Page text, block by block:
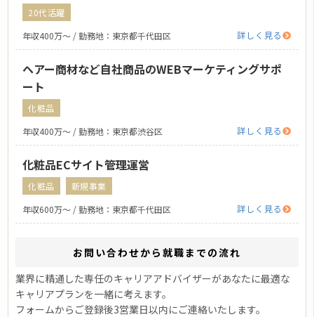
20代活躍
年収400万〜 / 勤務地：東京都千代田区
詳しく見る
ヘアー商材など自社商品のWEBマーケティングサポ
ート
化粧品
年収400万〜 / 勤務地：東京都渋谷区
詳しく見る
化粧品ECサイト管理運営
化粧品
新規事業
年収600万〜 / 勤務地：東京都千代田区
詳しく見る
お問い合わせから就職までの流れ
業界に精通した専任のキャリアアドバイザーがあなたに最適な
キャリアプランを一緒に考えます。
フォームからご登録後3営業日以内にご連絡いたします。